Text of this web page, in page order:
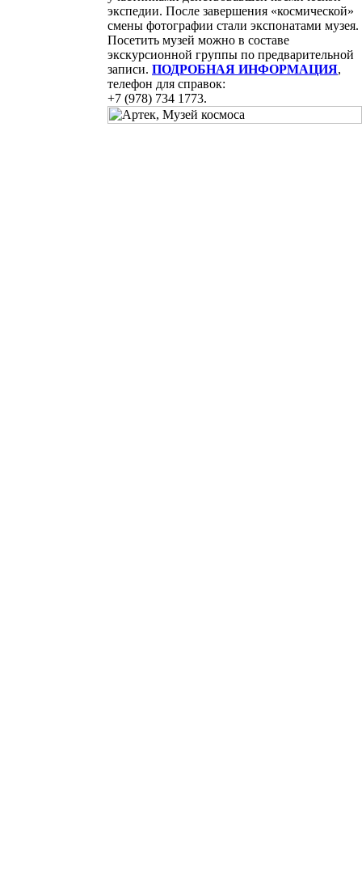
экспедии. После завершения «космической»
смены фотографии стали экспонатами музея.
Посетить музей можно в составе
экскурсионной группы по предварительной
записи. ПОДРОБНАЯ ИНФОРМАЦИЯ,
телефон для справок:
+7 (978) 734 1773.